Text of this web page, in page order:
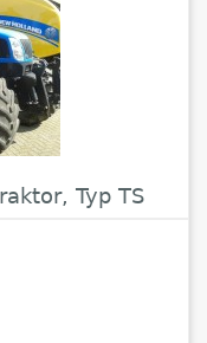
Typ TS